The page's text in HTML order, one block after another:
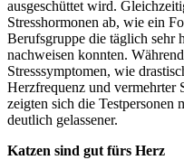
ausgeschüttet wird.
Stresshormonen ab, wie ein
Berufsgruppe die täglich sehr
nachweisen konnten.
Stresssymptomen, wie
Herzfrequenz und vermehrter
zeigten sich die Testpersonen
deutlich gelassener.
Katzen sind gut fürs Herz